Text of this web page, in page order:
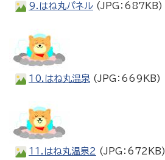
9.はね丸パネル (JPG：687KB)
10.はね丸温泉 (JPG：669KB)
11.はね丸温泉2 (JPG：672KB)